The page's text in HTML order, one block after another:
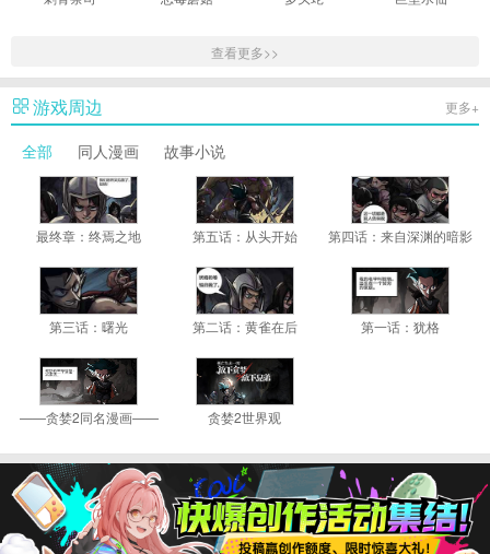
查看更多>>
游戏周边 更多+
全部 同人漫画 故事小说
最终章：终焉之地 第五话：从头开始 第四话：来自深渊的暗影
第三话：曙光 第二话：黄雀在后 第一话：犹格
——贪婪2同名漫画—— 贪婪2世界观